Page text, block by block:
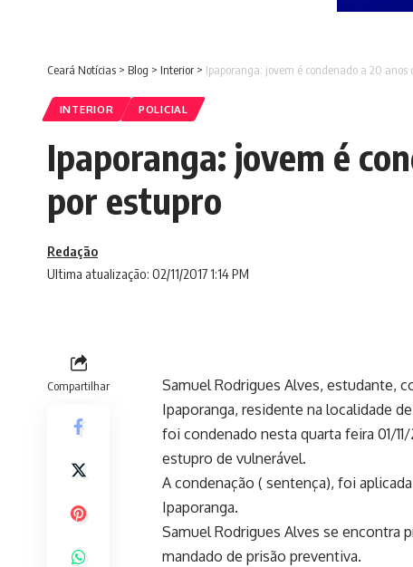
Ceará Notícias > Blog > Interior > Ipaporanga: jovem é condenado a 20 anos
INTERIOR POLICIAL
Ipaporanga: jovem é
por estupro
Ultima atualização: 02/11/2017 1:14 PM
Redação
Compartilhar
Samuel Rodrigues Alves, estudante,
Ipaporanga, residente na localidade
foi condenado nesta quarta feira 01/
estupro de vulnerável.
A condenação ( sentença), foi
Ipaporanga.
Samuel Rodrigues Alves se encontra
mandado de prisão preventiva.